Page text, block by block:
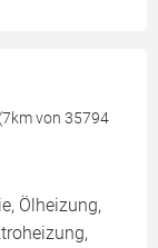
von 35794
Ölheizung,